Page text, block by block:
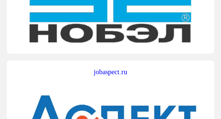
jobaspect.ru